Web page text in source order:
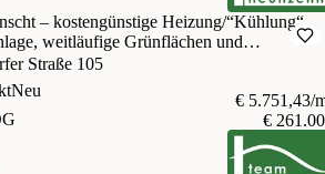
– kostengünstige Heizung/“Kühlung“
weitläufige Grünflächen und
Straße 105
Neu
€ 5.751,43/
€